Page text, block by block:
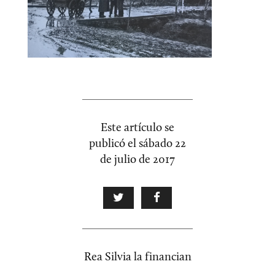
Este artículo se
publicó elsábado 22
de julio de 2017
Rea Silvia la financian